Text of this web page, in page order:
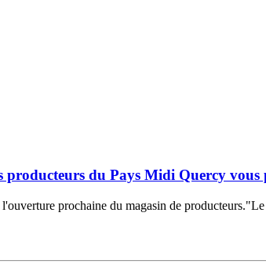
producteurs du Pays Midi Quercy vous
prochaine du magasin de